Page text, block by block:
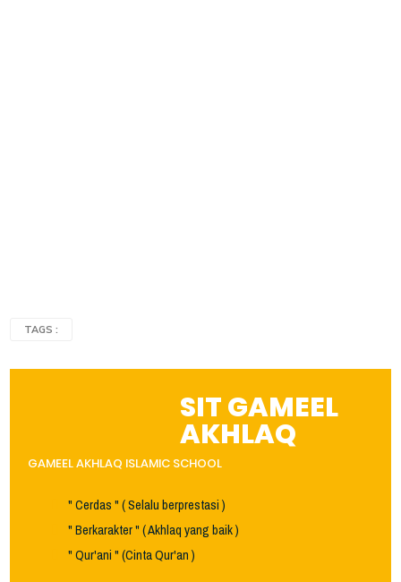
TAGS :
SIT GAMEEL
AKHLAQ
GAMEEL AKHLAQ ISLAMIC SCHOOL
" Cerdas " ( Selalu berprestasi )
" Berkarakter " ( Akhlaq yang baik )
" Qur'ani " (Cinta Qur'an )